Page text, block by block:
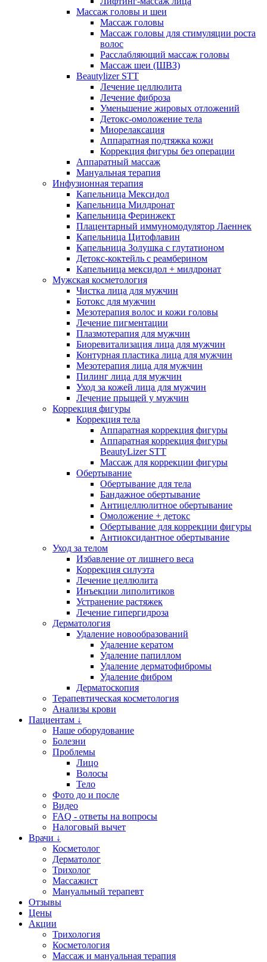
Массаж головы и шеи
Массаж головы
Массаж головы для стимуляции роста
волос
Расслабляющий массаж головы
Массаж шеи (ШВЗ)
Beautylizer STT
Лечение целлюлита
Лечение фиброза
Уменьшение жировых отложений
Детокс-омоложение тела
Миорелаксация
Аппаратная подтяжка кожи
Коррекция фигуры без операции
Аппаратный массаж
Мануальная терапия
Инфузионная терапия
Капельница Мексидол
Капельница Милдронат
Капельница Феринжект
Плацентарный иммуномодулятор Лаеннек
Капельница Цитофлавин
Капельница Золушка с глутатионом
Детокс-коктейль с реамберином
Капельница мексидол + милдронат
Мужская косметология
Чистка лица для мужчин
Ботокс для мужчин
Мезотерапия волос и кожи головы
Лечение пигментации
Плазмотерапия для мужчин
Биоревитализация лица для мужчин
Контурная пластика лица для мужчин
Мезотерапия лица для мужчин
Пилинг лица для мужчин
Уход за кожей лица для мужчин
Лечение прыщей у мужчин
Коррекция фигуры
Коррекция тела
Аппаратная коррекция фигуры
Аппаратная коррекция фигуры
BeautyLizer STT
Массаж для коррекции фигуры
Обертывание
Обертывание для тела
Бандажное обертывание
Антицеллюлитное обертывание
Омоложение + детокс
Обертывание для коррекции фигуры
Антиоксидантное обертывание
Уход за телом
Избавление от лишнего веса
Коррекция силуэта
Лечение целлюлита
Инъекции липолитиков
Устранение растяжек
Лечение гипергидроза
Дерматология
Удаление новообразований
Удаление кератом
Удаление папиллом
Удаление дерматофибромы
Удаление фибром
Дерматоскопия
Терапевтическая косметология
Анализы крови
Пациентам ↓
Наше оборудование
Болезни
Проблемы
Лицо
Волосы
Тело
Фото до и после
Видео
FAQ - ответы на вопросы
Налоговый вычет
Врачи ↓
Косметолог
Дерматолог
Трихолог
Массажист
Мануальный терапевт
Отзывы
Цены
Акции
Трихология
Косметология
Массаж и мануальная терапия